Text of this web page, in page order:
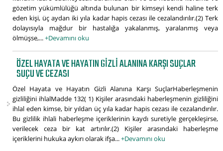
gözetim yükümlülüğü altında bulunan bir kimseyi kendi haline terk
eden kişi, üç aydan iki yıla kadar hapis cezası ile cezalandırılır.(2) Terk
dolayısıyla mağdur bir hastalığa yakalanmış, yaralanmış veya
ölmüşse,...+Devamını oku
ÖZEL HAYATA VE HAYATIN GIZLI ALANINA KARŞI SUÇLAR
SUÇU VE CEZASI
Özel Hayata ve Hayatın Gizli Alanına Karşı SuçlarHaberleşmenin
gizliliğini ihlalMadde 132( 1) Kişiler arasındaki haberleşmenin gizliliğini
ihlal eden kimse, bir yıldan üç yıla kadar hapis cezası ile cezalandırılır.
Bu gizlilik ihlali haberleşme içeriklerinin kaydı suretiyle gerçekleşirse,
verilecek ceza bir kat artırılır.(2) Kişiler arasındaki haberleşme
içeriklerini hukuka aykırı olarak ifşa...+Devamını oku